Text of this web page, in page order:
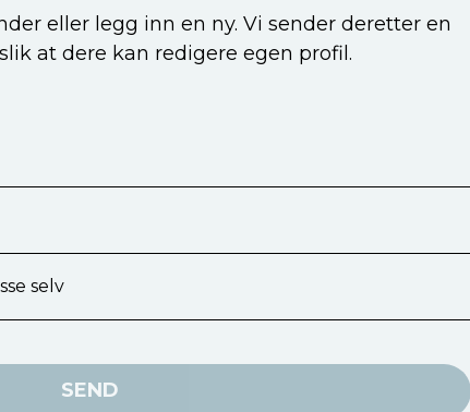
eller legg inn en ny. Vi sender deretter en
at dere kan redigere egen profil.
selv
SEND